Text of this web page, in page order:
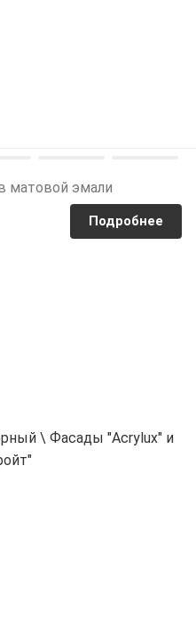
эмали
Подробнее